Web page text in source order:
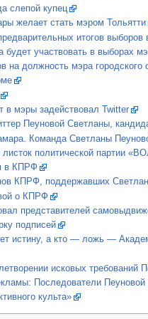
слепой купец
желает стать мэром Тольятти
итогов
будет участвовать в выборах
на должность мэра городского
в мэры задействовал Twitter
Пеуновой Светланы,
Команда Светланы
политической партии
в КПРФ
КПРФ, поддержавших
о КПРФ
представителей
подписей
истину, а кто — ложь —
исковых
Последователи
культа»